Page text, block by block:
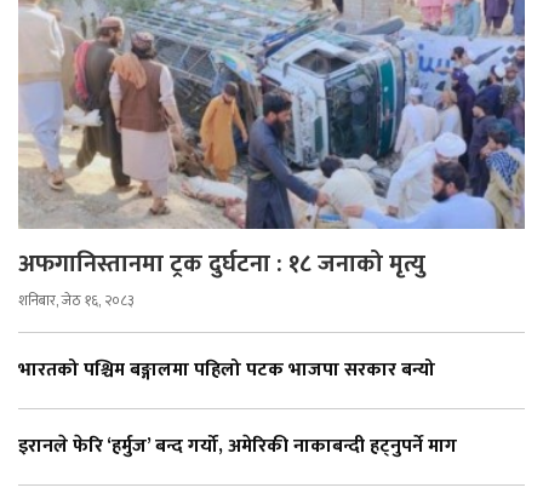
अफगानिस्तानमा ट्रक दुर्घटना : १८ जनाको मृत्यु
शनिबार, जेठ १६, २०८३
भारतको पश्चिम बङ्गालमा पहिलो पटक भाजपा सरकार बन्यो
इरानले फेरि ‘हर्मुज’ बन्द गर्यो, अमेरिकी नाकाबन्दी हट्नुपर्ने माग